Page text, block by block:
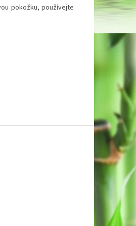
pokožku, používejte